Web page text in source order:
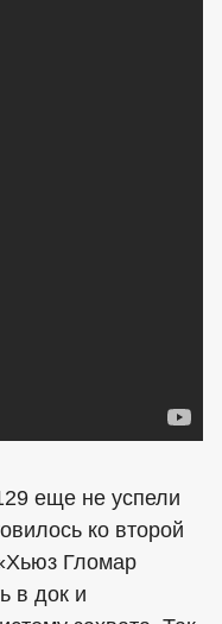
еще не успели
ко второй
Гломар
в док и